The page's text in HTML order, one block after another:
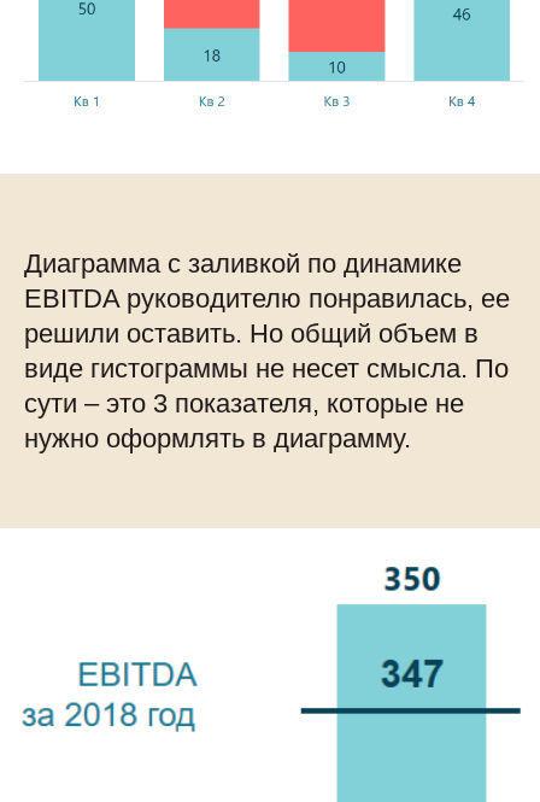
Диаграмма с заливкой по динамике
EBITDA руководителю понравилась, ее
решили оставить. Но общий объем в
виде гистограммы не несет смысла. По
сути – это 3 показателя, которые не
нужно оформлять в диаграмму.